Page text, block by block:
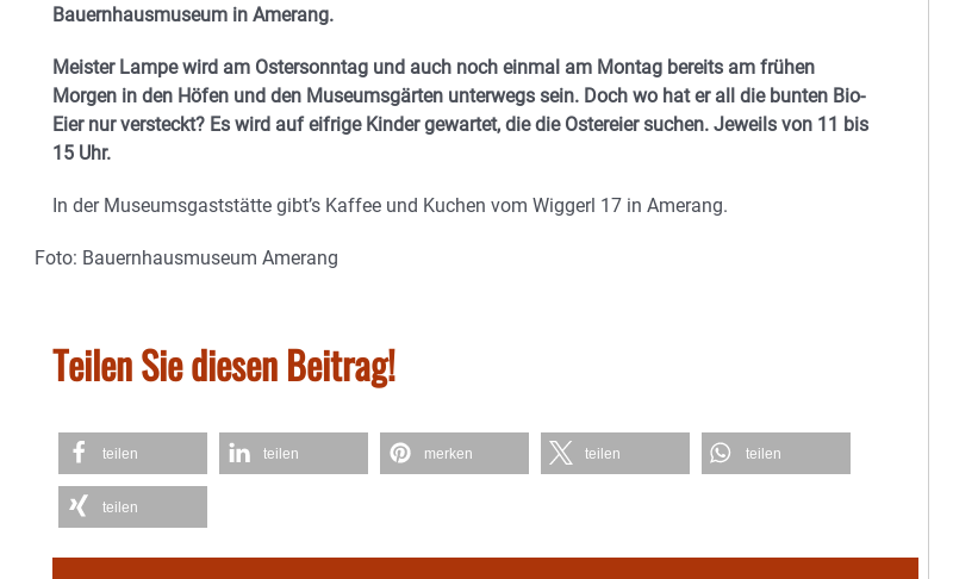
Bauernhausmuseum in Amerang.
Meister Lampe wird am Ostersonntag und auch noch einmal am Montag bereits am frühen
Morgen in den Höfen und den Museumsgärten unterwegs sein. Doch wo hat er all die bunten Bio-
Eier nur versteckt? Es wird auf eifrige Kinder gewartet, die die Ostereier suchen. Jeweils von 11 bis
15 Uhr.
In der Museumsgaststätte gibt’s Kaffee und Kuchen vom Wiggerl 17 in Amerang.
Foto: Bauernhausmuseum Amerang
Teilen Sie diesen Beitrag!
teilen teilen merken teilen teilen
teilen